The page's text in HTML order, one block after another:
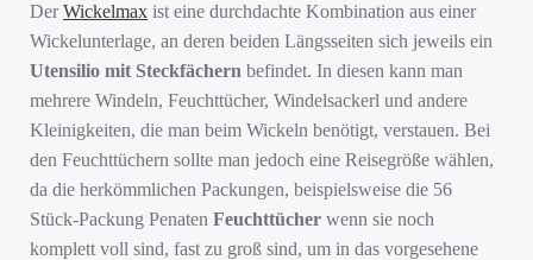
DerWickelmax ist eine durchdachte Kombination aus einer
Wickelunterlage, an deren beiden Längsseiten sich jeweils ein
Utensilio mit Steckfächern befindet. In diesen kann man
mehrere Windeln, Feuchttücher, Windelsackerl und andere
Kleinigkeiten, die man beim Wickeln benötigt, verstauen. Bei
den Feuchttüchern sollte man jedoch eine Reisegröße wählen,
da die herkömmlichen Packungen, beispielsweise die 56
Stück-Packung Penaten Feuchttücher wenn sie noch
komplett voll sind, fast zu groß sind, um in das vorgesehene